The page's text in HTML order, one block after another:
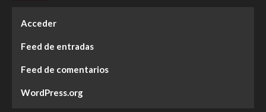
Acceder
Feed de entradas
Feed de comentarios
WordPress.org